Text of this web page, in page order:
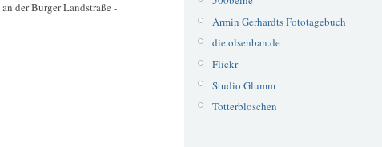
an der Burger Landstraße -
Armin Gerhardts Fototagebuch
die olsenban.de
Flickr
Studio Glumm
Totterbloschen